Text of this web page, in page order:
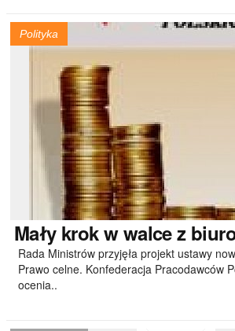
Polityka
Małykrok w walce z
Rada Ministrów przyjęła projekt ustawy
Prawo celne. Konfederacja Pracodawców
ocenia..